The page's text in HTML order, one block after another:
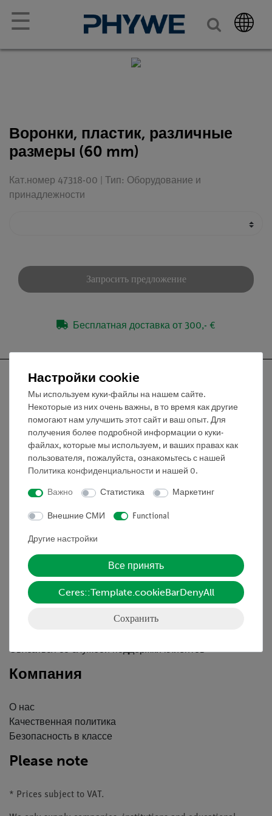
☰
Воронки, пластик, различные
размеры (60 mm)
Кат.номер 47318-00 | Тип: Оборудование и
принадлежности
Запросить предложение
Бесплатная доставка от 300,- €
Nach oben
Информация
Контактное лицо
Декларация о конфиденциальности
Вводные данные
Обслуживание
Краткий обзор услуг
Скачать
Связаться со службой поддержки клиентов
Компания
О нас
Качественная политика
Безопасность в классе
Please note
* Prices subject to VAT.
Настройки cookie
Мы используем куки-файлы на нашем сайте.
Некоторые из них очень важны, в то время как другие
помогают нам улучшить этот сайт и ваш опыт. Для
получения более подробной информации о куки-
файлах, которые мы используем, и ваших правах как
пользователя, пожалуйста, ознакомьтесь с нашей
Политика конфиденциальности и нашей 0.
Важно Статистика Маркетинг
Внешние СМИ Functional
Другие настройки
Все принять
Ceres::Template.cookieBarDenyAll
Сохранить